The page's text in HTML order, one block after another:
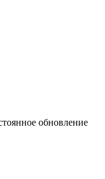
обновление